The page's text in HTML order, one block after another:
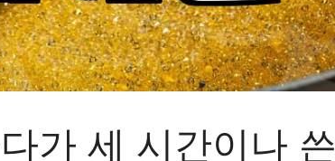
가 세 시간이나 쓴